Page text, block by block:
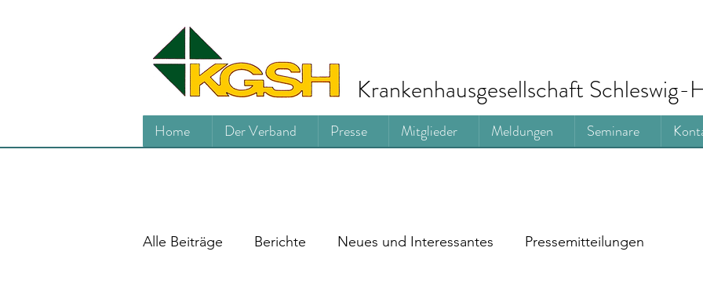
Home Der Verband Presse Mitglieder Meldungen Seminare
Krankenhausgesellschaft
Alle Beiträge Berichte Neues und Interessantes Pressemitteilungen